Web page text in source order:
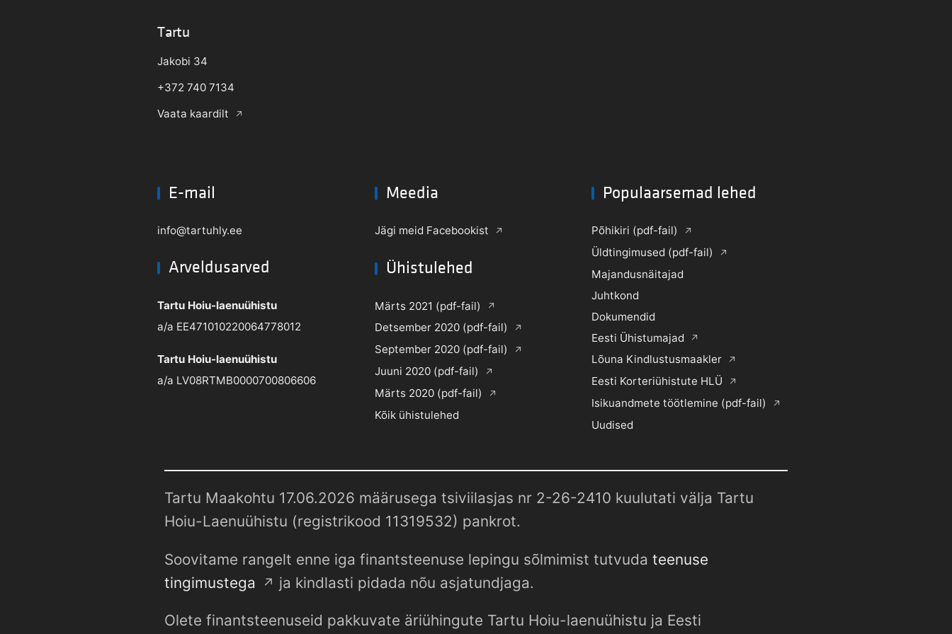
Tartu
Jakobi 34
+372 740 7134
Vaata kaardilt
E-mail
info@tartuhly.ee
Arveldusarved
Tartu Hoiu-laenuühistu
a/a EE471010220064778012
Tartu Hoiu-laenuühistu
a/a LV08RTMB0000700806606
Meedia
Jägi meid Facebookist
Ühistulehed
Märts 2021 (pdf-fail)
Detsember 2020 (pdf-fail)
September 2020 (pdf-fail)
Juuni 2020 (pdf-fail)
Märts 2020 (pdf-fail)
Kõik ühistulehed
Populaarsemad lehed
Põhikiri (pdf-fail)
Üldtingimused (pdf-fail)
Majandusnäitajad
Juhtkond
Dokumendid
Eesti Ühistumajad
Lõuna Kindlustusmaakler
Eesti Korteriühistute HLÜ
Isikuandmete töötlemine (pdf-fail)
Uudised
Tartu Maakohtu 17.06.2026 määrusega tsiviilasjas nr 2-26-2410 kuulutati välja Tartu
Hoiu-Laenuühistu (registrikood 11319532) pankrot.
Soovitame rangelt enne iga finantsteenuse lepingu sõlmimist tutvuda teenuse
tingimustega
ja kindlasti pidada nõu asjatundjaga.
Olete finantsteenuseid pakkuvate äriühingute Tartu Hoiu-laenuühistu ja Eesti